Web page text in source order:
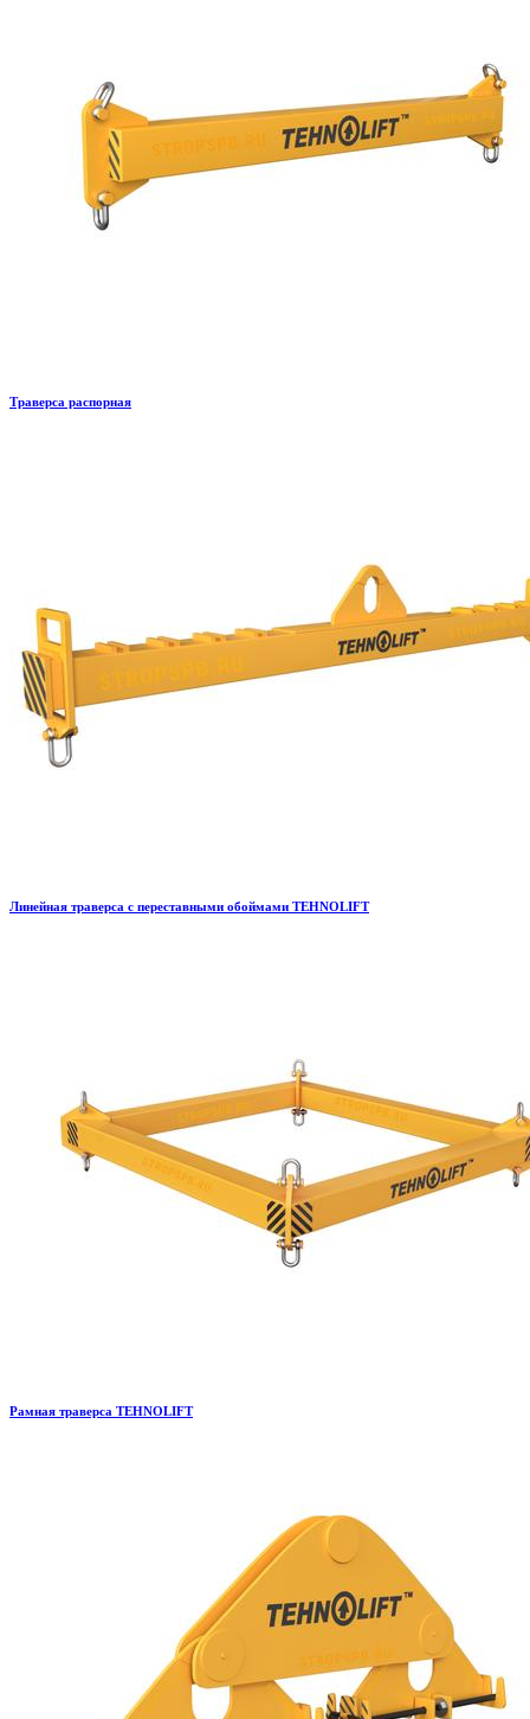
Траверса распорная
Линейная траверса с переставными обоймами TEHNOLIFT
Рамная траверса TEHNOLIFT